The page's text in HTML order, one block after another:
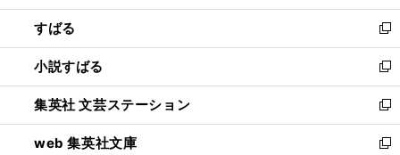
開
く
ウ
で
開
く
ン
ド
ウ
で
開
く
すばる
新
し
い
ウ
ィ
ン
ド
小説すばる
新
し
い
ウ
ィ
集英社 文芸ステーション
新
し
い
web 集英社文庫
新